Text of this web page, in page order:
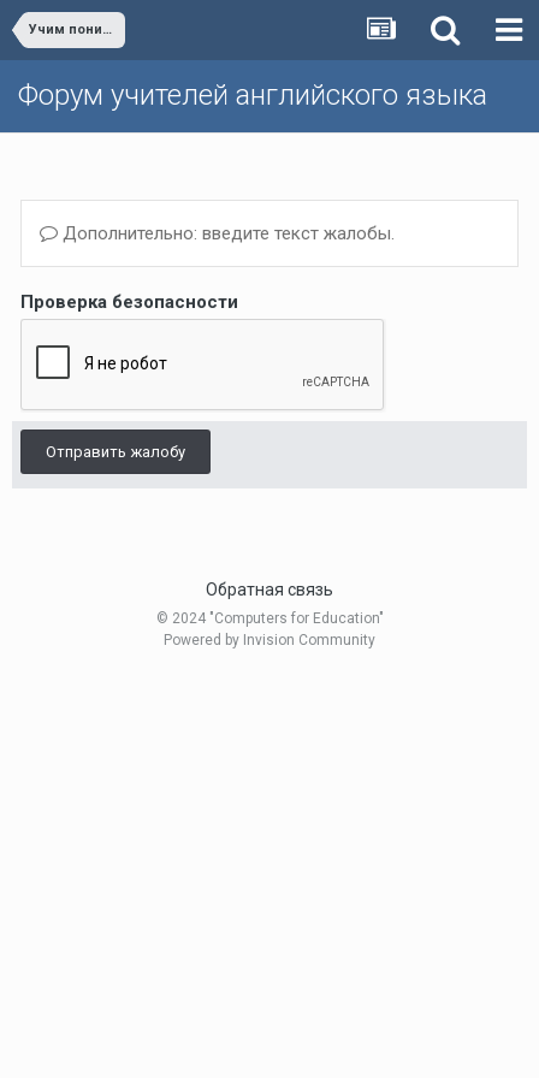
Учим понимать речь на слух/Teaching listening skills
Форум учителей английского языка
Дополнительно: введите текст жалобы.
Проверка безопасности
Отправить жалобу
Обратная связь
© 2024 "Computers for Education"
Powered by Invision Community